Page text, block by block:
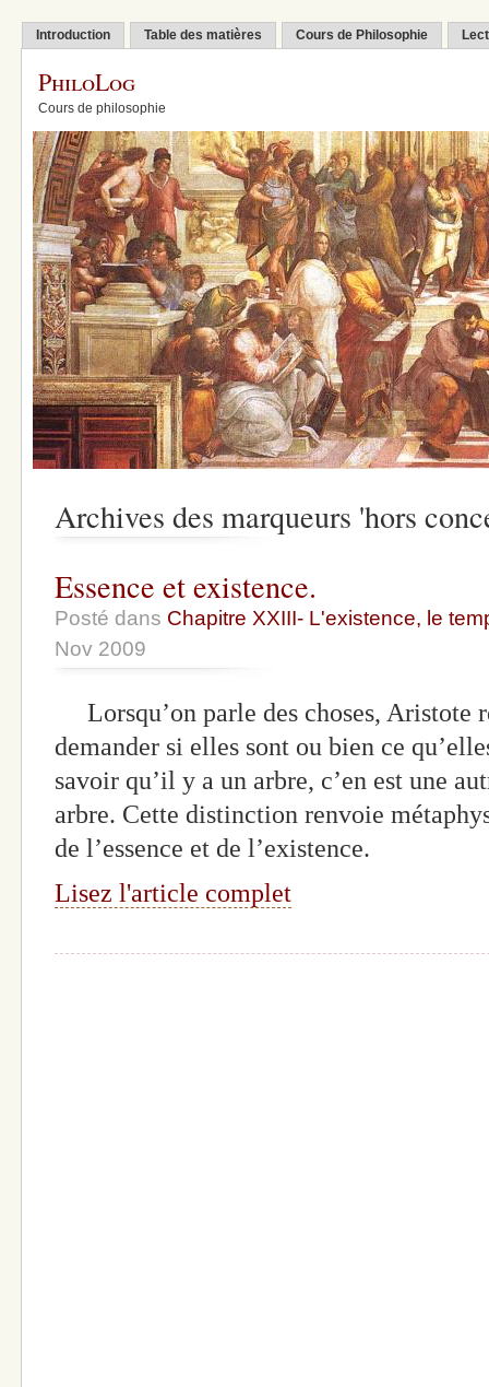
Introduction Table des matières Cours de Philosophie
PhiloLog
Cours de philosophie
Archives des marqueurs 'hors
Essence et existence.
Posté dans Chapitre XXIII- L'existence, le
Nov 2009
Lorsqu’on parle des choses, Aristote
demander si elles sont ou bien ce
savoir qu’il y a un arbre, c’en est une
arbre. Cette distinction renvoie
de l’essence et de l’existence.
Lisez l'article complet